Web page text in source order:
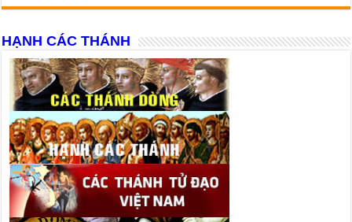
HẠNH CÁC THÁNH